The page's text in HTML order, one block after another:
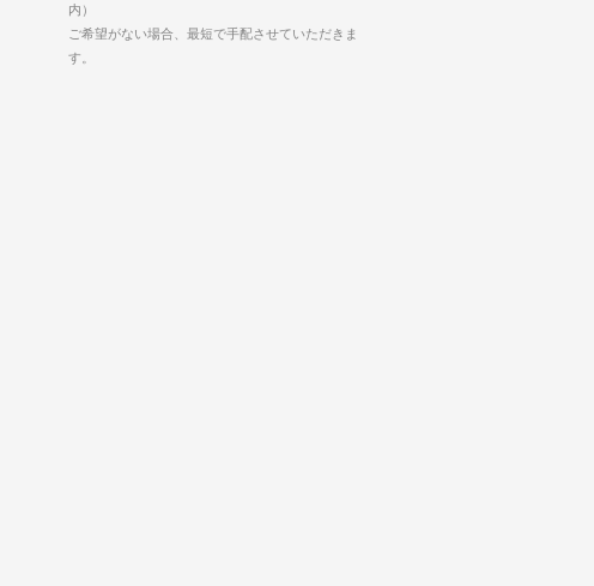
内）
ご希望がない場合、最短で手配させていただきま
す。